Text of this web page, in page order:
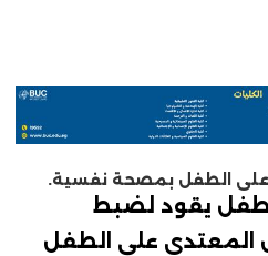
على الطفل بمصحة نفسية.
طفل يقود لضبط
المعتدي على الطفل